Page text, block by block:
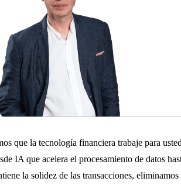
que la tecnología financiera trabaje para
IA que acelera el procesamiento de datos
la solidez de las transacciones, eliminamos